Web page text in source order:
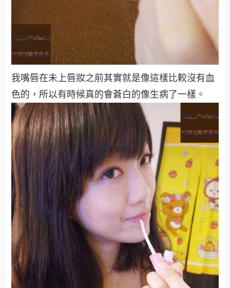
我嘴唇在未上唇妝之前其實就是像這樣比較沒有血
色的，所以有時候真的會蒼白的像生病了一樣。